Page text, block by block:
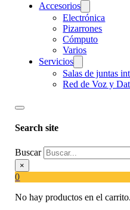
Accesorios
Electrónica
Pizarrones
Cómputo
Varios
Servicios
Salas de juntas
Red de Voz y
Search site
Buscar
×
0
No hay productos en el carrito.